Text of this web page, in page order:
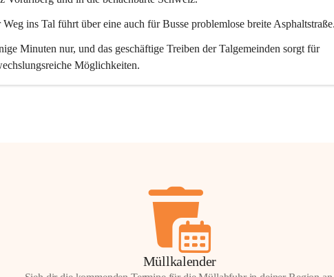
Weg ins Tal führt über eine auch für Busse problemlose breite
Minuten nur, und das geschäftige Treiben der Talgemeinden sorgt für
Möglichkeiten.
Müllkalender